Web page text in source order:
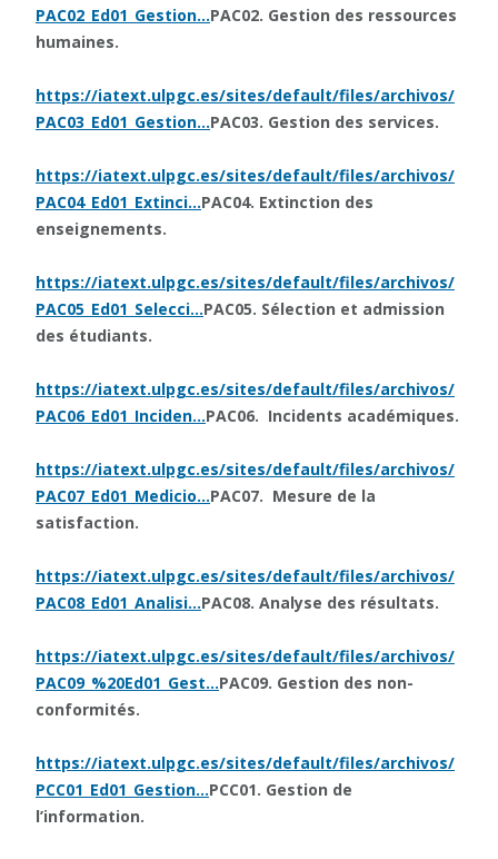
PAC02_Ed01_Gestion…PAC02. Gestion des ressources
humaines.
https://iatext.ulpgc.es/sites/default/files/archivos/
PAC03_Ed01_Gestion…PAC03. Gestion des services.
https://iatext.ulpgc.es/sites/default/files/archivos/
PAC04_Ed01_Extinci…PAC04. Extinction des
enseignements.
https://iatext.ulpgc.es/sites/default/files/archivos/
PAC05_Ed01_Selecci…PAC05. Sélection et admission
des étudiants.
https://iatext.ulpgc.es/sites/default/files/archivos/
PAC06_Ed01_Inciden…PAC06. Incidents académiques.
https://iatext.ulpgc.es/sites/default/files/archivos/
PAC07_Ed01_Medicio…PAC07. Mesure de la
satisfaction.
https://iatext.ulpgc.es/sites/default/files/archivos/
PAC08_Ed01_Analisi…PAC08. Analyse des résultats.
https://iatext.ulpgc.es/sites/default/files/archivos/
PAC09_%20Ed01_Gest…PAC09. Gestion des non-
conformités.
https://iatext.ulpgc.es/sites/default/files/archivos/
PCC01_Ed01_Gestion…PCC01. Gestion de
l’information.